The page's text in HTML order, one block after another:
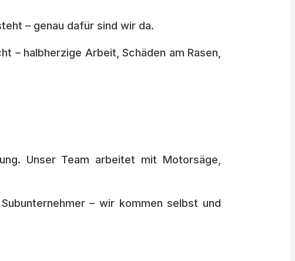
– genau dafür sind wir da.
– halbherzige Arbeit, Schäden am Rasen,
Unser Team arbeitet mit Motorsäge,
– wir kommen selbst und